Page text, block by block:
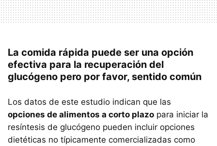
La comida rápida puede ser una opción
efectiva para la recuperación del
glucógeno pero por favor, sentido común
Los datos de este estudio indican que las
opciones de alimentos a corto plazo para iniciar la
resíntesis de glucógeno pueden incluir opciones
dietéticas no típicamente comercializadas como